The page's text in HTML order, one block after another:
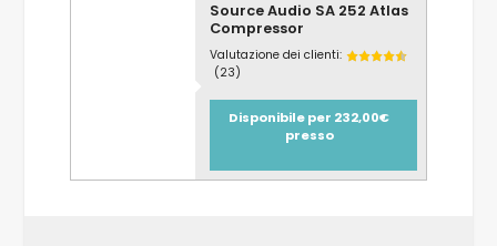
Source Audio SA 252 Atlas
Compressor
Valutazione dei clienti:
(23)
Disponibile per 232,00€
presso